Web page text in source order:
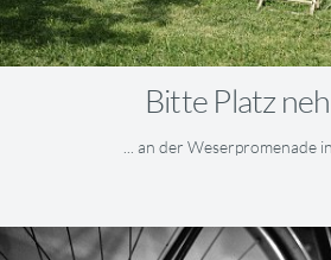
Bitte Platz
... an der Weserpromenade